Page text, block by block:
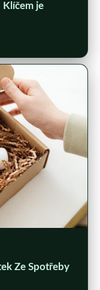
Klíčem je
Ze Spotřeby